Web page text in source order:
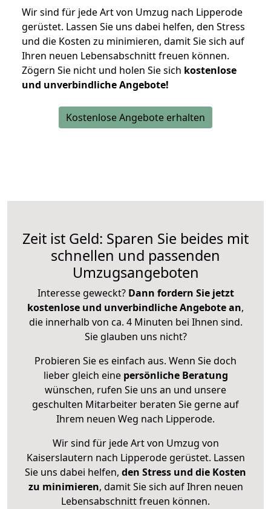
Wir sind für jede Art von Umzug nach Lipperode
gerüstet. Lassen Sie uns dabei helfen, den Stress
und die Kosten zu minimieren, damit Sie sich auf
Ihren neuen Lebensabschnitt freuen können.
Zögern Sie nicht und holen Sie sich kostenlose
und unverbindliche Angebote!
Kostenlose Angebote erhalten
Zeit ist Geld: Sparen Sie beides mit
schnellen und passenden
Umzugsangeboten
Interesse geweckt? Dann fordern Sie jetzt
kostenlose und unverbindliche Angebote an,
die innerhalb von ca. 4 Minuten bei Ihnen sind.
Sie glauben uns nicht?
Probieren Sie es einfach aus. Wenn Sie doch
lieber gleich eine persönliche Beratung
wünschen, rufen Sie uns an und unsere
geschulten Mitarbeiter beraten Sie gerne auf
Ihrem neuen Weg nach Lipperode.
Wir sind für jede Art von Umzug von
Kaiserslautern nach Lipperode gerüstet. Lassen
Sie uns dabei helfen, den Stress und die Kosten
zu minimieren, damit Sie sich auf Ihren neuen
Lebensabschnitt freuen können.